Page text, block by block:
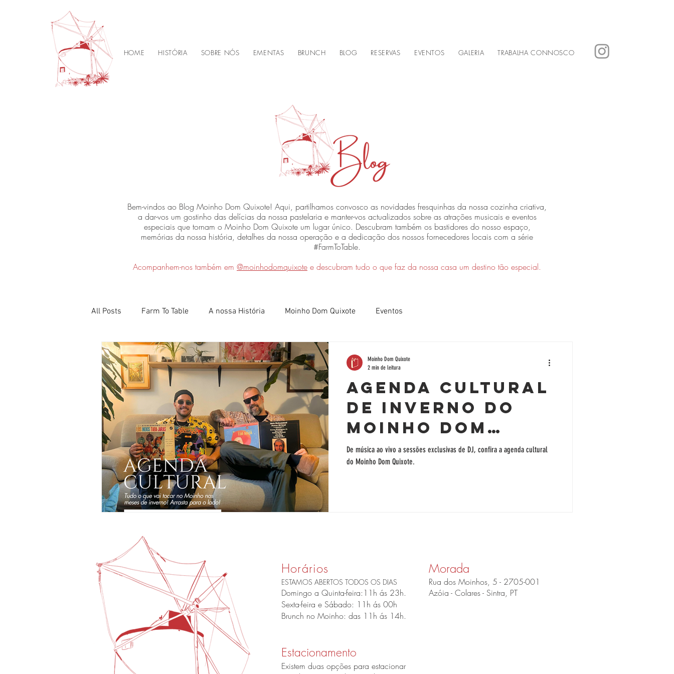
HOME HISTÓRIA SOBRE NÓS EMENTAS BRUNCH BLOG RESERVAS EVENTOS GALERIA TRABALHA CONNOSCO
Bem-vindos ao Blog Moinho Dom Quixote! Aqui, partilhamos convosco as novidades fresquinhas da nossa cozinha criativa,
a dar-vos um gostinho das delícias da nossa pastelaria e manter-vos actualizados sobre as atrações musicais e eventos
especiais que tornam o Moinho Dom Quixote um lugar único. Descubram também os bastidores do nosso espaço,
memórias da nossa história, detalhes da nossa operação e a dedicação dos nossos fornecedores locais com a série
#FarmToTable.
Acompanhem-nos também em @moinhodomquixote e descubram tudo o que faz da nossa casa um destino tão especial.
All Posts Farm To Table A nossa História Moinho Dom Quixote Eventos
Agenda Cultural
de Inverno do
Moinho Dom
Quixote
De música ao vivo a sessões exclusivas de DJ, confira a agenda cultural
do Moinho Dom Quixote.
Moinho Dom Quixote
2 min de leitura
Horários
ESTAMOS ABERTOS TODOS OS DIAS
Domingo a Quinta-feira:11h ás 23h.
Sexta-feira e Sábado: 11h ás 00h
Brunch no Moinho: das 11h ás 14h.
Estacionamento
Existem duas opções para estacionar
Morada
Rua dos Moinhos, 5 - 2705-001
Azóia - Colares - Sintra, PT